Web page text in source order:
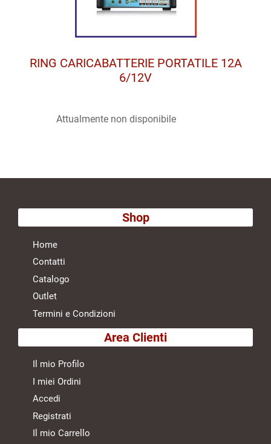
RING CARICABATTERIE PORTATILE 12A
6/12V
Attualmente non disponibile
Shop
Home
Contatti
Catalogo
Outlet
Termini e Condizioni
Area Clienti
Il mio Profilo
I miei Ordini
Accedi
Registrati
Il mio Carrello